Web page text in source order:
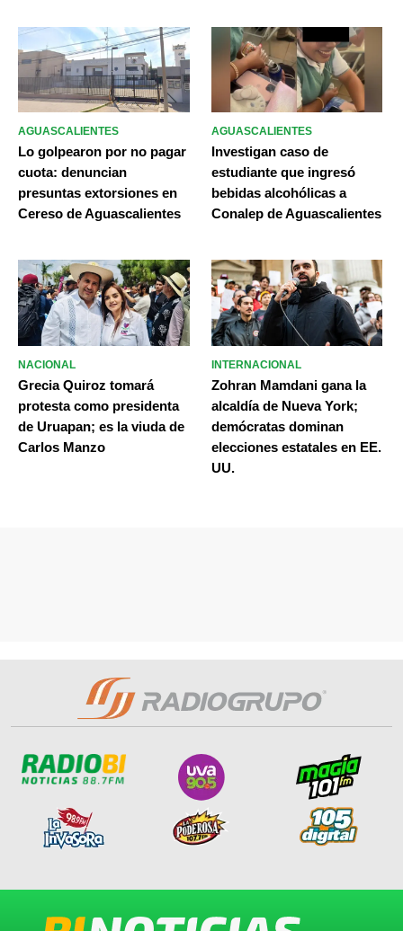
AGUASCALIENTES
Lo golpearon por no pagar
cuota: denuncian
presuntas extorsiones en
Cereso de Aguascalientes
AGUASCALIENTES
Investigan caso de
estudiante que ingresó
bebidas alcohólicas a
Conalep de Aguascalientes
NACIONAL
Grecia Quiroz tomará
protesta como presidenta
de Uruapan; es la viuda de
Carlos Manzo
INTERNACIONAL
Zohran Mamdani gana la
alcaldía de Nueva York;
demócratas dominan
elecciones estatales en EE.
UU.